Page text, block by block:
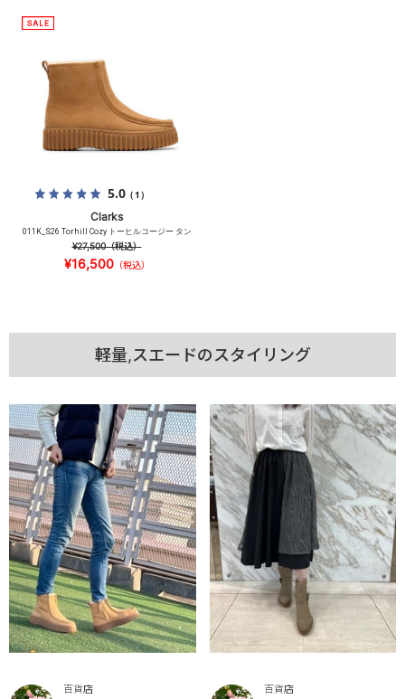
5.0（1）
Clarks
011K_S26 Torhill Cozy トーヒルコージー タン
¥27,500（税込）
¥16,500（税込）
軽量,スエードのスタイリング
百貨店 百貨店